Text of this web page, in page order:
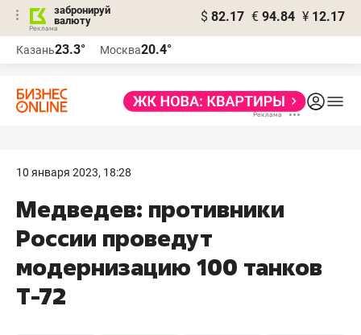
забронируй
валюту
$ 82.17 € 94.84 ¥ 12.17
Казань23.3° Москва20.4°
10 января 2023, 18:28
​Медведев: противники
России проведут
модернизацию 100 танков
Т-72